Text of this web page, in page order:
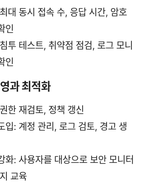
대 동시 접속 수, 응답 시간, 암호
인
투 테스트, 취약점 점검, 로그 모니
인
과 최적화
한 재검토, 정책 갱신
입: 계정 관리, 로그 검토, 경고 생
화: 사용자를 대상으로 보안 모니터
교육